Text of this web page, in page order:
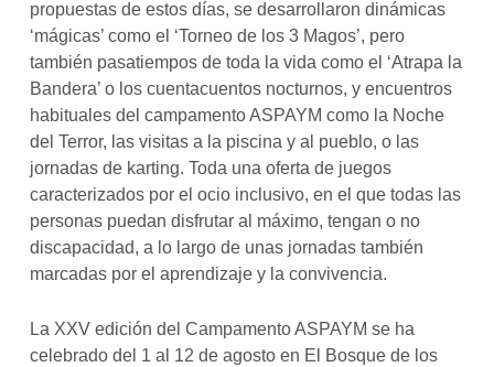
propuestas de estos días, se desarrollaron dinámicas
‘mágicas’ como el ‘Torneo de los 3 Magos’, pero
también pasatiempos de toda la vida como el ‘Atrapa la
Bandera’ o los cuentacuentos nocturnos, y encuentros
habituales del campamento ASPAYM como la Noche
del Terror, las visitas a la piscina y al pueblo, o las
jornadas de karting. Toda una oferta de juegos
caracterizados por el ocio inclusivo, en el que todas las
personas puedan disfrutar al máximo, tengan o no
discapacidad, a lo largo de unas jornadas también
marcadas por el aprendizaje y la convivencia.
La XXV edición del Campamento ASPAYM se ha
celebrado del 1 al 12 de agosto en El Bosque de los